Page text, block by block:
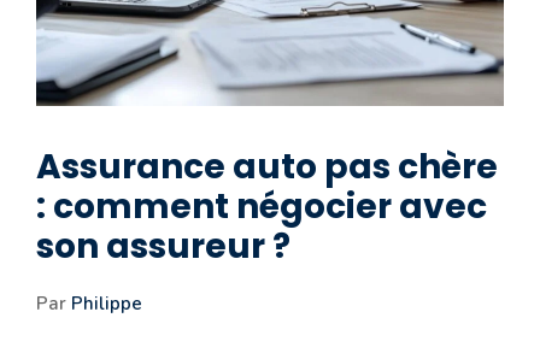
Assurance auto pas chère
: comment négocier avec
son assureur ?
Par Philippe